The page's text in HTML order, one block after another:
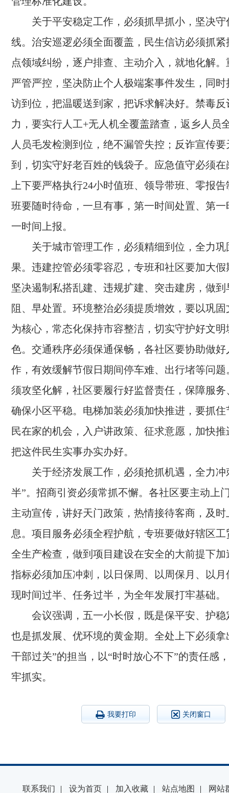
关于平安稳定工作，必须抓早抓小，坚决
线。治安巡逻必须全面覆盖，民生信访必须抓
点领域纠纷，逐户排查、主动介入，就地化解
严管严控，坚决防止个人极端案事件发生，同
访到位，把温暖送到家，把诉求解决好。禁毒
力，要实行人工+无人机全覆盖踏查，返乡人员
人员毛发检测到位，绝不漏管失控；反诈宣传
到，切实守好老百姓的钱袋子。应急值守必须
上下要严格执行24小时值班、领导带班、零报
班要随时待命，一旦有事，第一时间处置、第
一时间上报。
关于城市管理工作，必须精细到位，全力
果。违建控管必须零容忍，专班和社区要加大
坚决遏制私搭乱建、违规扩建、突击建房，做
阻、早处置。环境整治必须提质增效，要以巩
为核心，常态化保持市容整洁，切实守护好文
色。交通秩序必须保通保畅，各社区要协助做好
作，有效缓解节假日期间停车难、出行堵等问
须攻坚化解，社区要履行好监督责任，保障服
确保小区平稳。电梯加装必须加快推进，要抓
民在家的机会，入户讲政策、征求意愿，加快
把这件民生实事办实办好。
关于经济发展工作，必须抢抓机遇，全力冲
半”。招商引资必须常抓不懈。各社区要主动上
主动宣传，讲好天门政策，热情接待客商，及
息。项目服务必须全程护航，专班要做好辖区
全生产检查，做到项目建设在安全的大前提下
指标必须加压冲刺，以日保周、以周保月、以
现时间过半、任务过半，为全年发展打牢基础。
会议强调，五一小长假，既是保平安、护
也是抓发展、优环境的黄金期。全处上下必须拿
干部过关”的担当，以“时时放心不下”的责任感
牢抓实。
我要打印 关闭窗口
联系我们 | 设为首页 | 加入收藏 | 站点地图 | 网站